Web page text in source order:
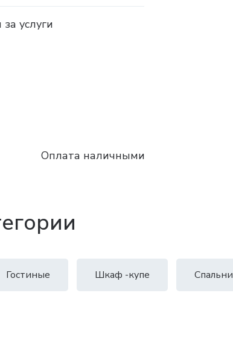
услуги
Оплата наличными
Гостиные Шкаф -купе Спальни